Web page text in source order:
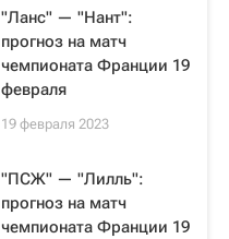
"Ланс" — "Нант":
прогноз на матч
чемпионата Франции 19
февраля
19 февраля 2023
"ПСЖ" — "Лилль":
прогноз на матч
чемпионата Франции 19